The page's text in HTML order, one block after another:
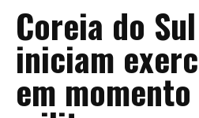
Coreia do
iniciam
em